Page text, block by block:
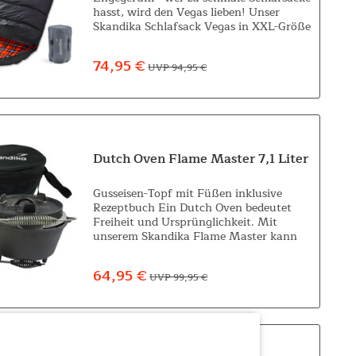
hasst, wird den Vegas lieben! Unser
Skandika Schlafsack Vegas in XXL-Größe
74,95 € UVP 94,95 €
Dutch Oven Flame Master 7,1 Liter
Gusseisen-Topf mit Füßen inklusive
Rezeptbuch Ein Dutch Oven bedeutet
Freiheit und Ursprünglichkeit. Mit
unserem Skandika Flame Master kann
Gerichtes...
64,95 € UVP 99,95 €